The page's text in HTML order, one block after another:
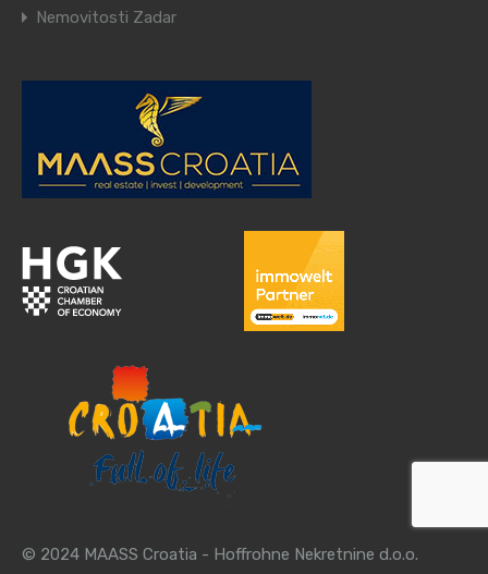
Nemovitosti Zadar
© 2024 MAASS Croatia - Hoffrohne Nekretnine d.o.o.